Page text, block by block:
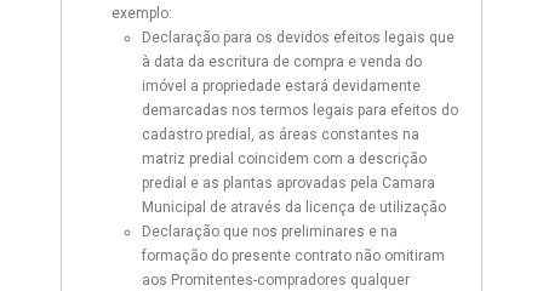
exemplo:
Declaração para os devidos efeitos legais que
à data da escritura de compra e venda do
imóvel a propriedade estará devidamente
demarcadas nos termos legais para efeitos do
cadastro predial, as áreas constantes na
matriz predial coincidem com a descrição
predial e as plantas aprovadas pela Camara
Municipal de através da licença de utilização
Declaração que nos preliminares e na
formação do presente contrato não omitiram
aos Promitentes-compradores qualquer